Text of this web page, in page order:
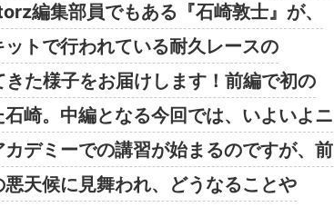
編集部員でもある『石崎敦士』が、
トで行われている耐久レースの
きた様子をお届けします！前編で初の
崎。中編となる今回では、いよいよニ
デミーでの講習が始まるのですが、前
天候に見舞われ、どうなることや